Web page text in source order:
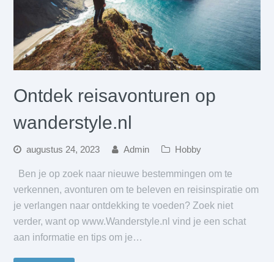
Ontdek reisavonturen op
wanderstyle.nl
augustus 24, 2023 Admin Hobby
Ben je op zoek naar nieuwe bestemmingen om te
verkennen, avonturen om te beleven en reisinspiratie om
je verlangen naar ontdekking te voeden? Zoek niet
verder, want op www.Wanderstyle.nl vind je een schat
aan informatie en tips om je…